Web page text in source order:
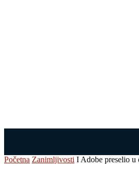
Početna Zanimljivosti I Adobe preselio u